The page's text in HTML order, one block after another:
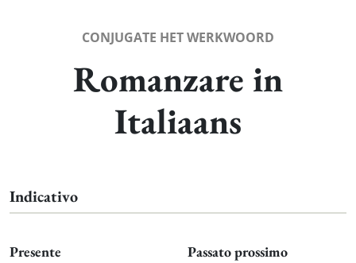
CONJUGATE HET WERKWOORD
Romanzare in
Italiaans
Indicativo
Presente Passato prossimo